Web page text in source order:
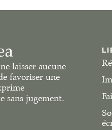
laisser aucune
favoriser une
sans jugement.